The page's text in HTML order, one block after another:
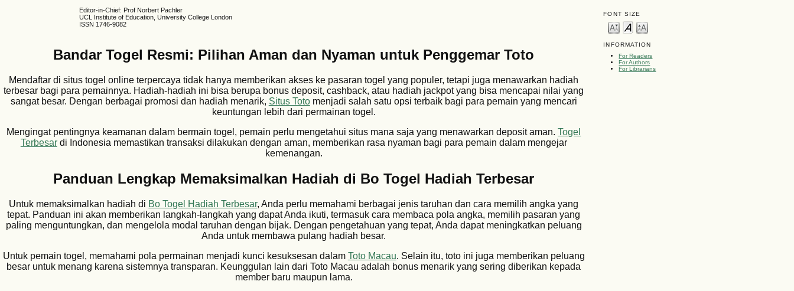
FONT SIZE
INFORMATION
For Readers
For Authors
For Librarians
Editor-in-Chief: Prof Norbert Pachler
UCL Institute of Education, University College London
ISSN 1746-9082
Bandar Togel Resmi: Pilihan Aman dan Nyaman untuk Penggemar Toto
Mendaftar di situs togel online terpercaya tidak hanya memberikan akses ke pasaran togel yang populer, tetapi juga menawarkan hadiah
terbesar bagi para pemainnya. Hadiah-hadiah ini bisa berupa bonus deposit, cashback, atau hadiah jackpot yang bisa mencapai nilai yang
sangat besar. Dengan berbagai promosi dan hadiah menarik, Situs Totomenjadi salah satu opsi terbaik bagi para pemain yang mencari
keuntungan lebih dari permainan togel.
Mengingat pentingnya keamanan dalam bermain togel, pemain perlu mengetahui situs mana saja yang menawarkan deposit aman.Togel
Terbesardi Indonesia memastikan transaksi dilakukan dengan aman, memberikan rasa nyaman bagi para pemain dalam mengejar
kemenangan.
Panduan Lengkap Memaksimalkan Hadiah di Bo Togel Hadiah Terbesar
Untuk memaksimalkan hadiah di Bo Togel Hadiah Terbesar, Anda perlu memahami berbagai jenis taruhan dan cara memilih angka yang
tepat. Panduan ini akan memberikan langkah-langkah yang dapat Anda ikuti, termasuk cara membaca pola angka, memilih pasaran yang
paling menguntungkan, dan mengelola modal taruhan dengan bijak. Dengan pengetahuan yang tepat, Anda dapat meningkatkan peluang
Anda untuk membawa pulang hadiah besar.
Untuk pemain togel, memahami pola permainan menjadi kunci kesuksesan dalam Toto Macau. Selain itu, toto ini juga memberikan peluang
besar untuk menang karena sistemnya transparan. Keunggulan lain dari Toto Macau adalah bonus menarik yang sering diberikan kepada
member baru maupun lama.